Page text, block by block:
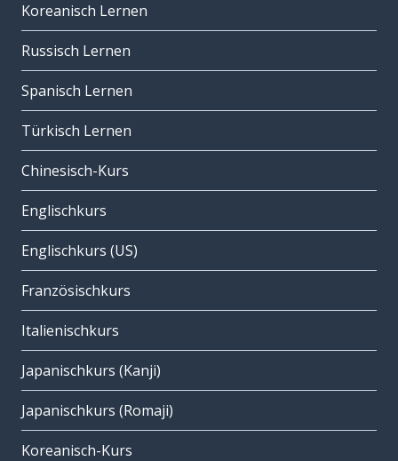
Koreanisch Lernen
Russisch Lernen
Spanisch Lernen
Türkisch Lernen
Chinesisch-Kurs
Englischkurs
Englischkurs (US)
Französischkurs
Italienischkurs
Japanischkurs (Kanji)
Japanischkurs (Romaji)
Koreanisch-Kurs